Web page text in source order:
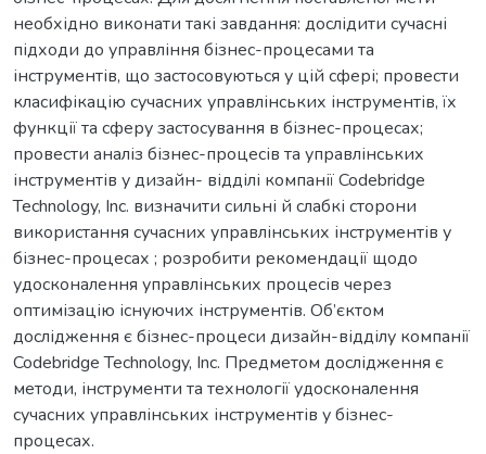
необхідно виконати такі завдання: дослідити сучасні
підходи до управління бізнес-процесами та
інструментів, що застосовуються у цій сфері; провести
класифікацію сучасних управлінських інструментів, їх
функції та сферу застосування в бізнес-процесах;
провести аналіз бізнес-процесів та управлінських
інструментів у дизайн- відділі компанії Codebridge
Technology, Inc. визначити сильні й слабкі сторони
використання сучасних управлінських інструментів у
бізнес-процесах ; розробити рекомендації щодо
удосконалення управлінських процесів через
оптимізацію існуючих інструментів. Об’єктом
дослідження є бізнес-процеси дизайн-відділу компанії
Codebridge Technology, Inc. Предметом дослідження є
методи, інструменти та технології удосконалення
сучасних управлінських інструментів у бізнес-
процесах.